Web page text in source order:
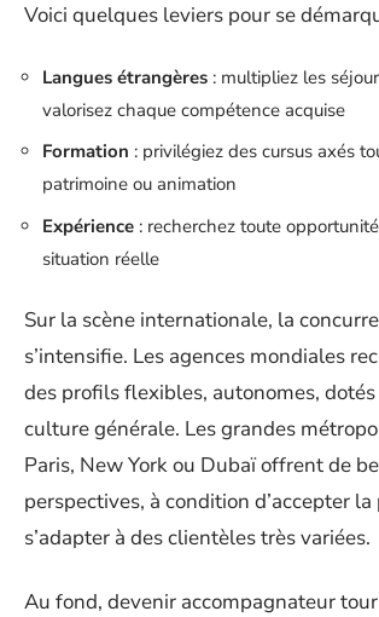
Voici quelques leviers pour se
Langues étrangères : multipliez les
valorisez chaque compétence acquise
Formation : privilégiez des cursus axés
patrimoine ou animation
Expérience : recherchez toute
situation réelle
Sur la scène internationale, la
s’intensifie. Les agences mondiales
des profils flexibles, autonomes, dotés
culture générale. Les grandes
Paris, New York ou Dubaï offrent de
perspectives, à condition d’accepter
s’adapter à des clientèles très variées.
Au fond, devenir accompagnateur